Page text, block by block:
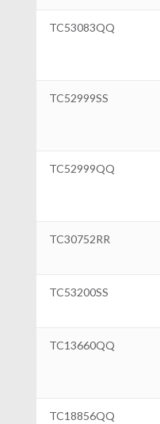
TC53083QQ
TC52999SS
TC52999QQ
TC30752RR
TC53200SS
TC13660QQ
TC18856QQ